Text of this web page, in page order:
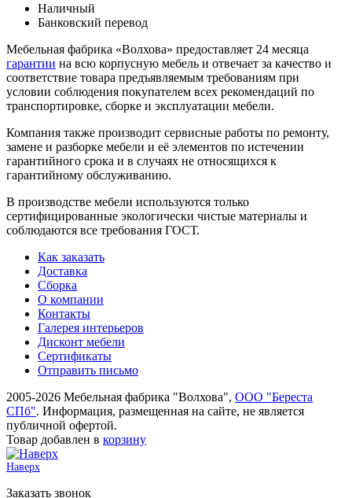
Наличный
Банковский перевод
Мебельная фабрика «Волхова» предоставляет 24 месяца
гарантии на всю корпусную мебель и отвечает за качество и
соответствие товара предъяв­ляе­мым требованиям при
условии соблюдения покупателем всех рекомендаций по
транспорти­ровке, сборке и эксплуатации мебели.
Компания также производит сервисные работы по ремонту,
замене и разборке мебели и её элементов по истечении
гарантийного срока и в случаях не относящихся к
гарантийному обслуживанию.
В производстве мебели используются только
сертифицированные экологически чистые материалы и
соблюдаются все требования ГОСТ.
Как заказать
Доставка
Сборка
О компании
Контакты
Галерея интерьеров
Дисконт мебели
Сертификаты
Отправить письмо
2005-2026 Мебельная фабрика "Волхова", ООО "Береста
СПб". Информация, размещенная на сайте, не является
публичной офертой.
Товар добавлен в корзину
Наверх
Заказать звонок